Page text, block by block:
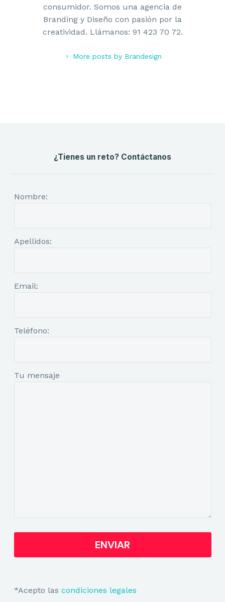
consumidor. Somos una agencia de
Branding y Diseño con pasión por la
creatividad. Llámanos: 91 423 70 72.
More posts by Brandesign
¿Tienes un reto? Contáctanos
Nombre:
Apellidos:
Email:
Teléfono:
Tu mensaje
*Acepto las condiciones legales